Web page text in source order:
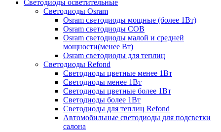
Светодиоды осветительные
Светодиоды Osram
Osram светодиоды мощные (более 1Вт)
Osram светодиоды COB
Osram светодиоды малой и средней
мощности(менее Вт)
Osram светодиоды для теплиц
Светодиоды Refond
Светодиоды цветные менее 1Вт
Светодиоды менее 1Вт
Светодиоды цветные более 1Вт
Светодиоды более 1Вт
Светодиоды для теплиц Refond
Автомобильные светодиоды для подсветки
салона